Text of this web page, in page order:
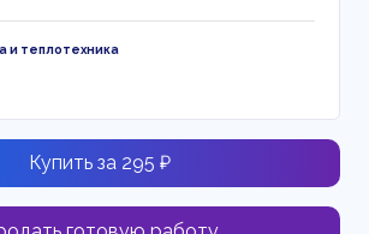
и теплотехника
Купить за 295 ₽